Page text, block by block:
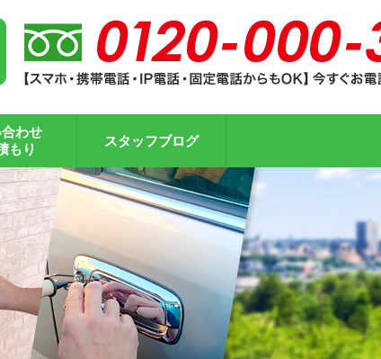
わせ
もり
スタッフブログ